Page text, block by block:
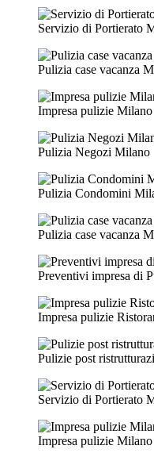
Servizio di Portierato
Pulizia case vacanza
Impresa pulizie Milano
Pulizia Negozi Milano
Pulizia Condomini
Pulizia case vacanza
Preventivi impresa di
Impresa pulizie
Pulizie post
Servizio di Portierato
Impresa pulizie Milano